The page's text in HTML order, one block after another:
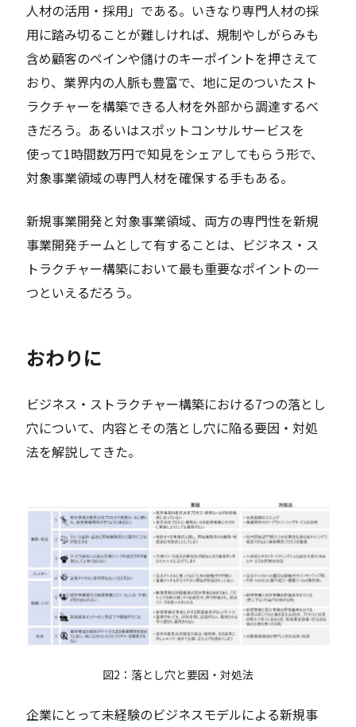
人材の活用・採用」である。いきなり専門人材の採
用に踏み切ることが難しければ、規制やしがらみも
含め顧客のペインや儲けのキーポイントを押さえて
おり、業界内の人脈も豊富で、地に足のついたスト
ラクチャーを構築できる人材を外部から調達するべ
きだろう。あるいはスポットコンサルサービスを
使って1時間数万円で知見をシェアしてもらう形で、
対象事業領域の専門人材を確保する手もある。
新規事業開発と対象事業領域、両方の専門性を新規
事業開発チームとして有することは、ビジネス・ス
トラクチャー構築において最も重要なポイントの一
つといえるだろう。
おわりに
ビジネス・ストラクチャー構築における7つの落とし
穴について、内容とその落とし穴に陥る要因・対処
法を解説してきた。
図2：落とし穴と要因・対処法
企業にとって未経験のビジネスモデルによる新規事